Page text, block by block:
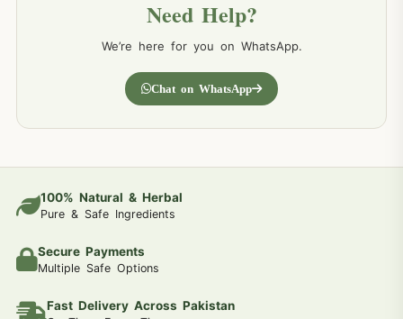
Need Help?
We’re here for you on WhatsApp.
Chat on WhatsApp
100% Natural & Herbal
Pure & Safe Ingredients
Secure Payments
Multiple Safe Options
Fast Delivery Across Pakistan